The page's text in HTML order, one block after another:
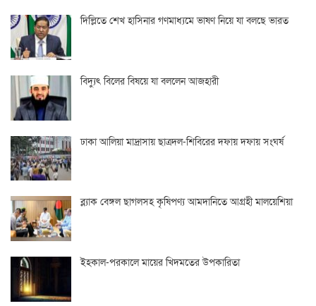
দিল্লিতে শেখ হাসিনার গণমাধ্যমে ভাষণ নিয়ে যা বলছে ভারত
বিদ্যুৎ বিলের বিষয়ে যা বললেন আজহারী
ঢাকা আলিয়া মাদ্রাসায় ছাত্রদল-শিবিরের দফায় দফায় সংঘর্ষ
ব্ল্যাক বেঙ্গল ছাগলসহ কৃষিপণ্য আমদানিতে আগ্রহী মালয়েশিয়া
ইহকাল-পরকালে মায়ের খিদমতের উপকারিতা